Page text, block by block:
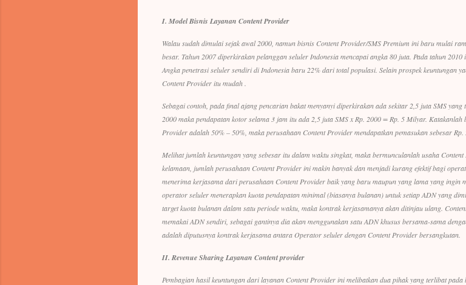
I. Model Bisnis Layanan Content Provider
Walau sudah dimulai sejak awal 2000, namun bisnis Content Provider/SMS Premium ini baru mulai
besar. Tahun 2007 diperkirakan pelanggan seluler Indonesia mencapai angka 80 juta. Pada tahun
Angka penetrasi seluler sendiri di Indonesia baru 22% dari total populasi. Selain prospek keuntungan
Content Provider itu mudah .
Sebagai contoh, pada final ajang pencarian bakat menyanyi diperkirakan ada sekitar 2,5 juta SMS
2000 maka pendapatan kotor selama 3 jam itu ada 2,5 juta SMS x Rp. 2000 = Rp. 5 Milyar.
Provider adalah 50% – 50%, maka perusahaan Content Provider mendapatkan pemasukan sebesar
Melihat jumlah keuntungan yang sebesar itu dalam waktu singkat, maka bermunculanlah usaha
kelamaan, jumlah perusahaan Content Provider ini makin banyak dan menjadi kurang efektif bagi
menerima kerjasama dari perusahaan Content Provider baik yang baru maupun yang lama yang ingin
operator seluler menerapkan kuota pendapatan minimal (biasanya bulanan) untuk setiap ADN yang
target kuota bulanan dalam satu periode waktu, maka kontrak kerjasamanya akan ditinjau ulang.
memakai ADN sendiri, sebagai gantinya dia akan menggunakan satu ADN khusus bersama-sama
adalah diputusnya kontrak kerjasama antara Operator seluler dengan Content Provider bersangkutan.
II. Revenue Sharing Layanan Content provider
Pembagian hasil keuntungan dari layanan Content Provider ini melibatkan dua pihak yang terlibat